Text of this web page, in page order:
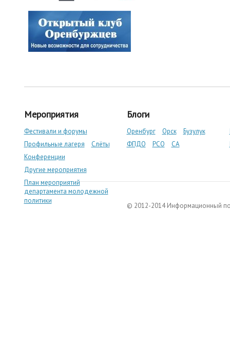
Мероприятия
Фестивали и форумы
Профильные лагеря
Слёты
Конференции
Другие мероприятия
План мероприятий
департамента молодежной
политики
Блоги
Оренбург Орск
Бузулук
ФПДО
РСО СА
© 2012-2014 Информационный